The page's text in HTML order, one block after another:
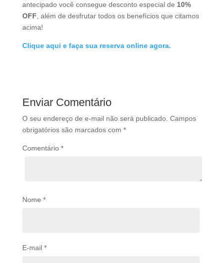
antecipado você consegue desconto especial de 10%
OFF, além de desfrutar todos os benefícios que citamos
acima!
Clique aqui e faça sua reserva online agora.
Enviar Comentário
O seu endereço de e-mail não será publicado. Campos
obrigatórios são marcados com *
Comentário *
Nome *
E-mail *